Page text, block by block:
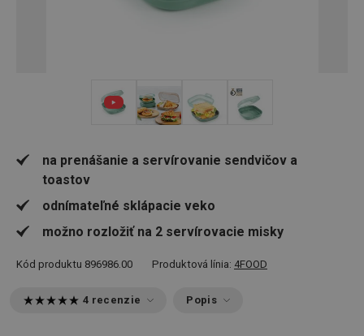
na prenášanie a servírovanie sendvičov a
toastov
odnímateľné sklápacie veko
možno rozložiť na 2 servírovacie misky
Kód produktu 896986.00 Produktová línia: 4FOOD
4 recenzie Popis